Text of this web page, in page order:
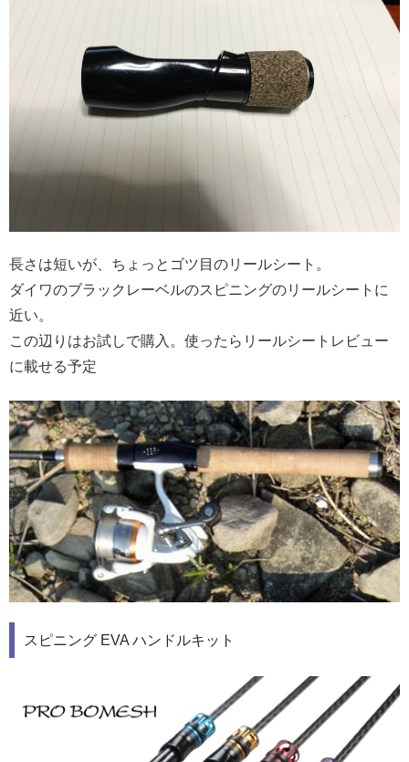
長さは短いが、ちょっとゴツ目のリールシート。
ダイワのブラックレーベルのスピニングのリールシートに
近い。
この辺りはお試しで購入。使ったらリールシートレビュー
に載せる予定
スピニング EVA ハンドルキット